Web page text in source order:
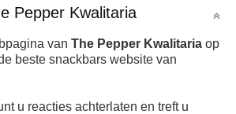
Pepper Kwalitaria
van The Pepper Kwalitaria op
beste snackbars website van
u reacties achterlaten en treft u